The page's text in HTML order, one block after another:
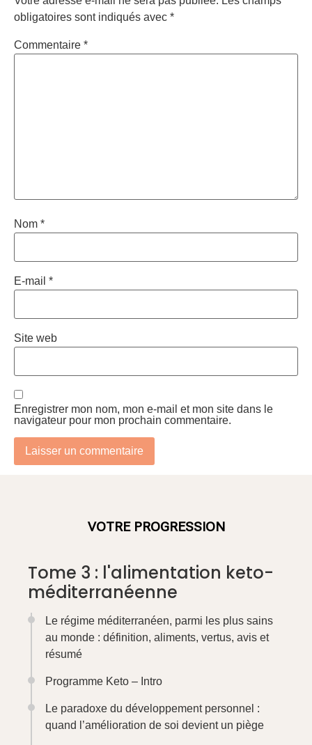
obligatoires sont indiqués avec *
Commentaire *
Nom *
E-mail *
Site web
Enregistrer mon nom, mon e-mail et mon site dans le
navigateur pour mon prochain commentaire.
VOTRE PROGRESSION
Tome 3 : l'alimentation keto-
méditerranéenne
Le régime méditerranéen, parmi les plus sains
au monde : définition, aliments, vertus, avis et
résumé
Programme Keto – Intro
Le paradoxe du développement personnel :
quand l’amélioration de soi devient un piège